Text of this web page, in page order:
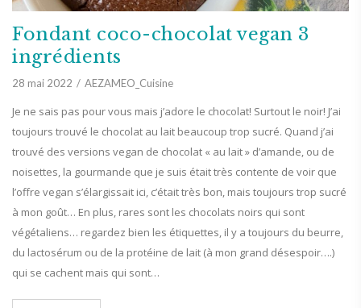
Fondant coco-chocolat vegan 3
ingrédients
28 mai 2022 AEZAMEO_Cuisine
Je ne sais pas pour vous mais j’adore le chocolat! Surtout le noir! J’ai
toujours trouvé le chocolat au lait beaucoup trop sucré. Quand j’ai
trouvé des versions vegan de chocolat « au lait » d’amande, ou de
noisettes, la gourmande que je suis était très contente de voir que
l’offre vegan s’élargissait ici, c’était très bon, mais toujours trop sucré
à mon goût… En plus, rares sont les chocolats noirs qui sont
végétaliens… regardez bien les étiquettes, il y a toujours du beurre,
du lactosérum ou de la protéine de lait (à mon grand désespoir….)
qui se cachent mais qui sont…